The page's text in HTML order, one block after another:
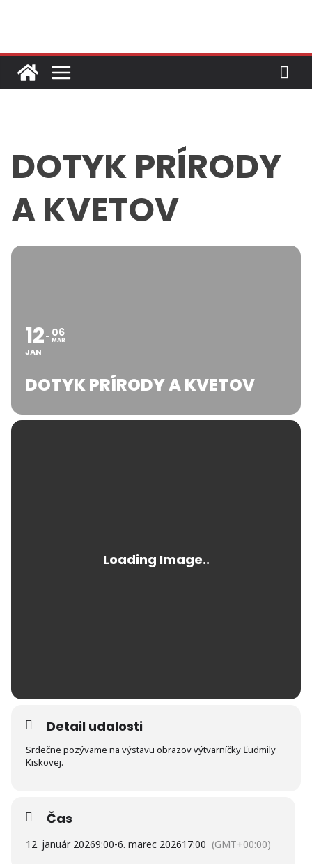
DOTYK PRÍRODY
A KVETOV
12
JAN
06
MAR
DOTYK PRÍRODY A KVETOV
Detail udalosti
Srdečne pozývame na výstavu obrazov výtvarníčky Ľudmily
Kiskovej.
Čas
12. január 20269:00-6. marec 202617:00 (GMT+00:00)